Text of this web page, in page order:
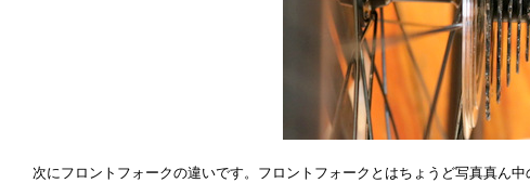
次にフロントフォークの違いです。フロントフォークとはちょうど写真真ん